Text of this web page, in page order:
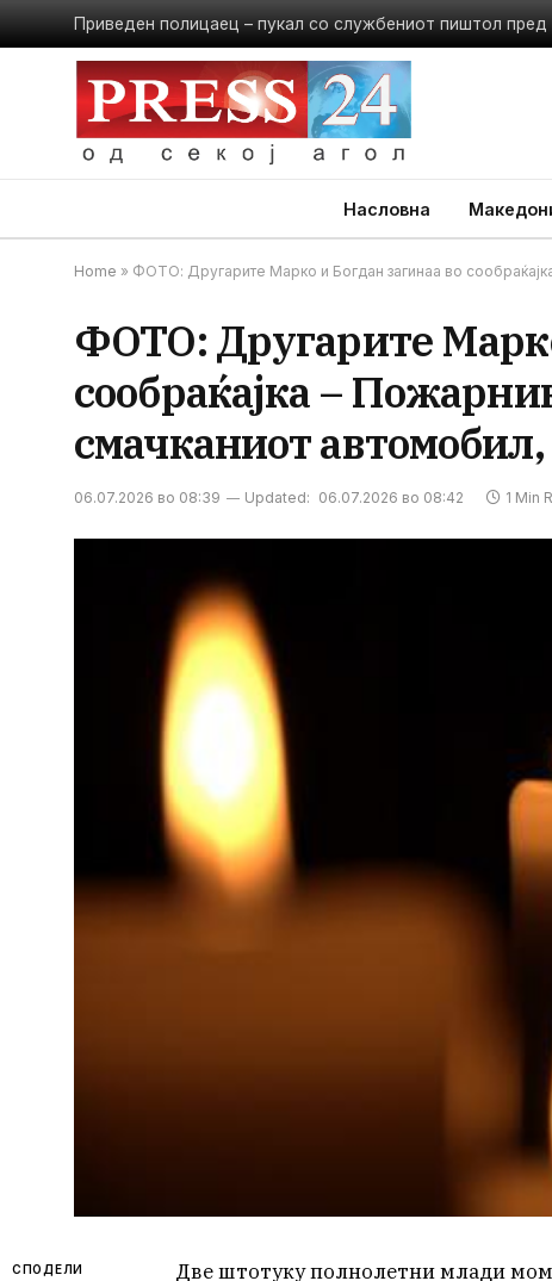
Приведен полицаец – пукал со службениот пиштол
Насловна
Home » ФОТО: Другарите Марко и Богдан загинаа во
ФОТО: Другарите
сообраќајка –
смачканиот
06.07.2026 во 08:39 Updated: 06.07.2026 во 08:42 1 Min
СПОДЕЛИ
Две штотуку полнолетни млади